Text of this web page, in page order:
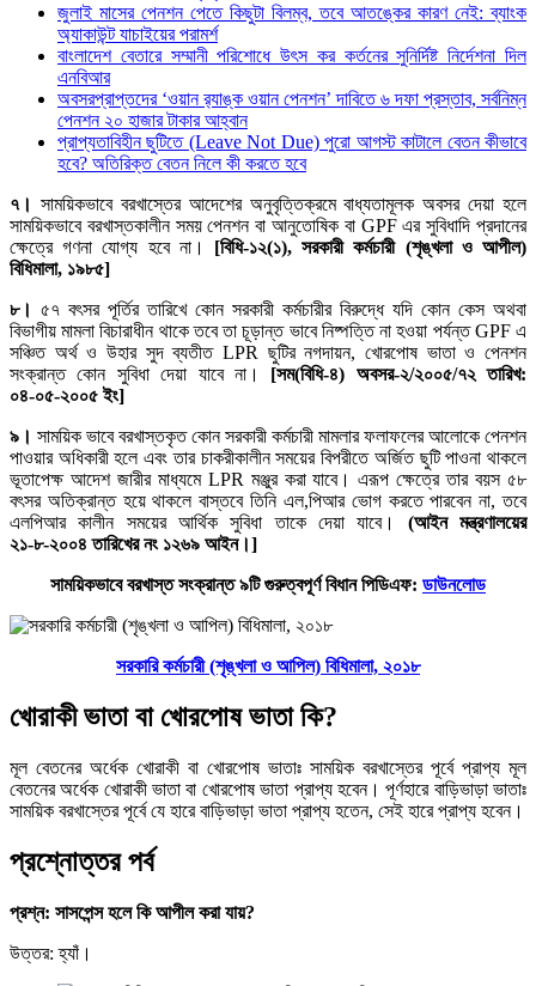
জুলাই মাসের পেনশন পেতে কিছুটা বিলম্ব, তবে আতঙ্কের কারণ নেই: ব্যাংক
অ্যাকাউন্ট যাচাইয়ের পরামর্শ
বাংলাদেশ বেতারে সম্মানী পরিশোধে উৎস কর কর্তনের সুনির্দিষ্ট নির্দেশনা দিল
এনবিআর
অবসরপ্রাপ্তদের ‘ওয়ান র‌্যাঙ্ক ওয়ান পেনশন’ দাবিতে ৬ দফা প্রস্তাব, সর্বনিম্ন
পেনশন ২০ হাজার টাকার আহ্বান
প্রাপ্যতাবিহীন ছুটিতে (Leave Not Due) পুরো আগস্ট কাটালে বেতন কীভাবে
হবে? অতিরিক্ত বেতন নিলে কী করতে হবে
৭। সাময়িকভাবে বরখাস্তের আদেশের অনুবৃত্তিক্রমে বাধ্যতামূলক অবসর দেয়া হলে
সাময়িকভাবে বরখাস্তকালীন সময় পেনশন বা আনুতোষিক বা GPF এর সুবিধাদি প্রদানের
ক্ষেত্রে গণনা যোগ্য হবে না। [বিধি-১২(১), সরকারী কর্মচারী (শৃঙ্খলা ও আপীল)
বিধিমালা, ১৯৮৫]
৮। ৫৭ বৎসর পূর্তির তারিখে কোন সরকারী কর্মচারীর বিরুদ্ধে যদি কোন কেস অথবা
বিভাগীয় মামলা বিচারাধীন থাকে তবে তা চূড়ান্ত ভাবে নিষ্পত্তি না হওয়া পর্যন্ত GPF এ
সঞ্চিত অর্থ ও উহার সুদ ব্যতীত LPR ছুটির নগদায়ন, খোরপোষ ভাতা ও পেনশন
সংক্রান্ত কোন সুবিধা দেয়া যাবে না। [সম(বিধি-৪) অবসর-২/২০০৫/৭২ তারিখ:
০৪-০৫-২০০৫ ইং]
৯। সাময়িক ভাবে বরখাস্তকৃত কোন সরকারী কর্মচারী মামলার ফলাফলের আলোকে পেনশন
পাওয়ার অধিকারী হলে এবং তার চাকরীকালীন সময়ের বিপরীতে অর্জিত ছুটি পাওনা থাকলে
ভূতাপেক্ষ আদেশ জারীর মাধ্যমে LPR মঞ্জুর করা যাবে। এরূপ ক্ষেত্রে তার বয়স ৫৮
বৎসর অতিক্রান্ত হয়ে থাকলে বাস্তবে তিনি এল,পিআর ভোগ করতে পারবেন না, তবে
এলপিআর কালীন সময়ের আর্থিক সুবিধা তাকে দেয়া যাবে। (আইন মন্ত্রণালয়ের
২১-৮-২০০৪ তারিখের নং ১২৬৯ আইন।]
সাময়িকভাবে বরখাস্ত সংক্রান্ত ৯টি গুরুত্বপূর্ণ বিধান পিডিএফ: ডাউনলোড
সরকারি কর্মচারী (শৃঙ্খলা ও আপিল) বিধিমালা, ২০১৮
খোরাকী ভাতা বা খোরপোষ ভাতা কি?
মূল বেতনের অর্ধেক খোরাকী বা খোরপোষ ভাতাঃ সাময়িক বরখাস্তের পূর্বে প্রাপ্য মূল
বেতনের অর্ধেক খোরাকী ভাতা বা খোরপোষ ভাতা প্রাপ্য হবেন। পূর্ণহারে বাড়িভাড়া ভাতাঃ
সাময়িক বরখাস্তের পূর্বে যে হারে বাড়িভাড়া ভাতা প্রাপ্য হতেন, সেই হারে প্রাপ্য হবেন।
প্রশ্নোত্তর পর্ব
প্রশ্ন: সাসপেন্স হলে কি আপীল করা যায়?
উত্তর: হ্যাঁ।